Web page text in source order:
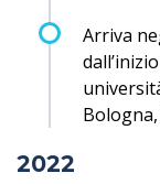
Arriva
Bologna,
2022